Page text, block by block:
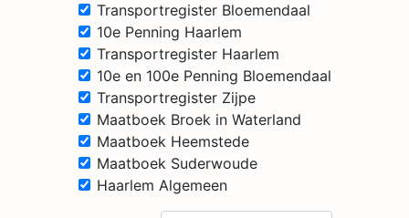
Transportregister Bloemendaal
10e Penning Haarlem
Transportregister Haarlem
10e en 100e Penning Bloemendaal
Transportregister Zijpe
Maatboek Broek in Waterland
Maatboek Heemstede
Maatboek Suderwoude
Haarlem Algemeen